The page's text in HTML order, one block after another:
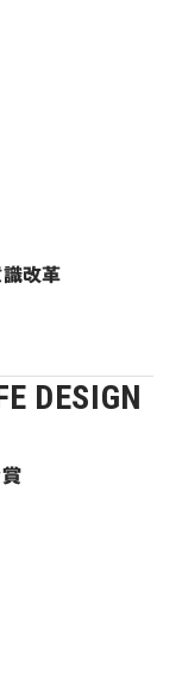
改革
DESIGN